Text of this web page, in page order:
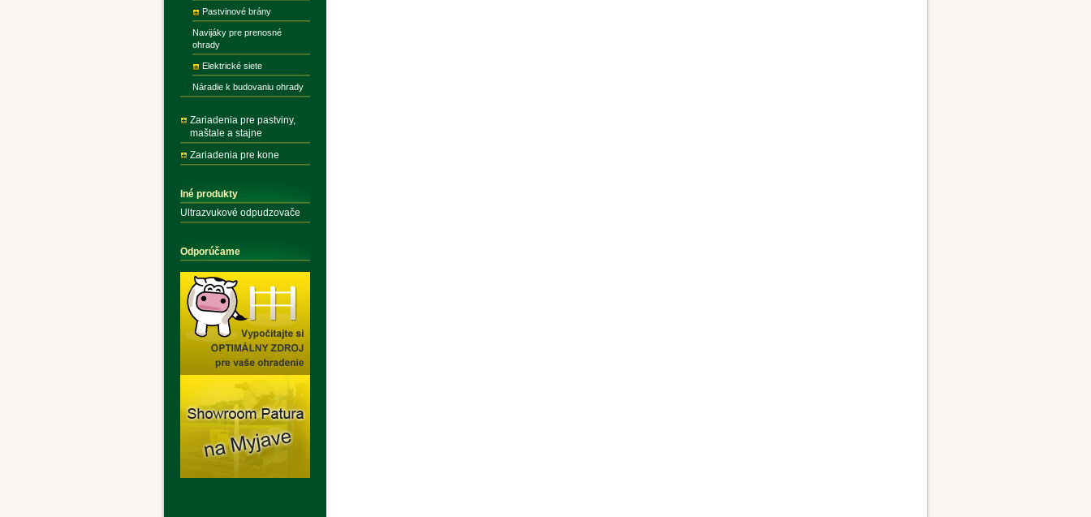
Pastvinové brány
Navijáky pre prenosné
ohrady
Elektrické siete
Náradie k budovaniu ohrady
Zariadenia pre pastviny,
maštale a stajne
Zariadenia pre kone
Iné produkty
Ultrazvukové odpudzovače
Odporúčame